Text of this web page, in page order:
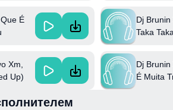
É
Dj Brunin
Taka
Xm,
Up)
Dj Brunin
É Muita